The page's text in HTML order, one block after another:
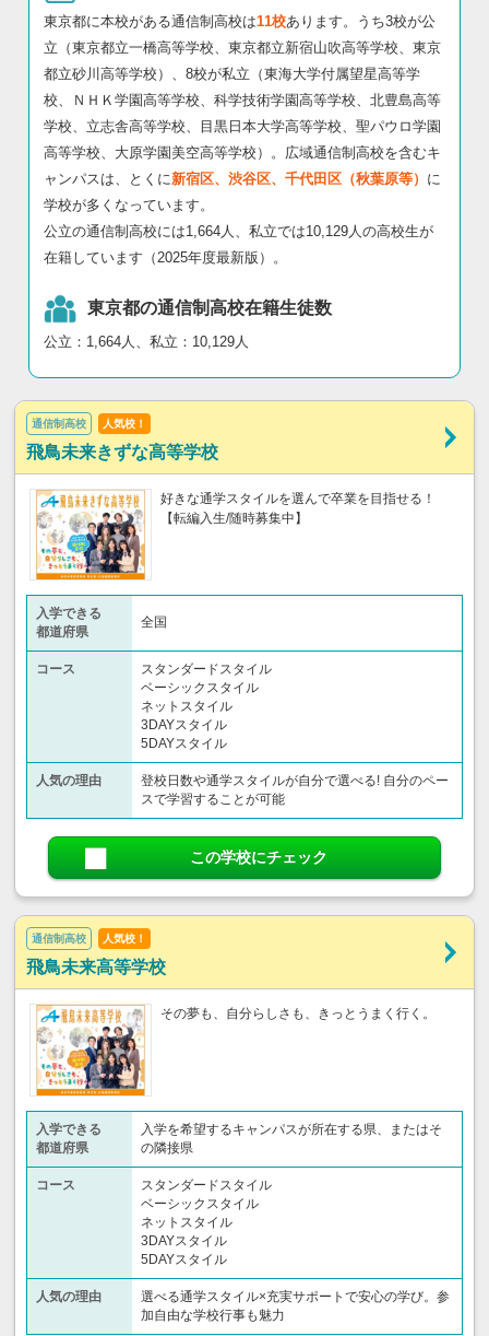
東京都に本校がある通信制高校は11校あります。うち3校が公
立（東京都立一橋高等学校、東京都立新宿山吹高等学校、東京
都立砂川高等学校）、8校が私立（東海大学付属望星高等学
校、ＮＨＫ学園高等学校、科学技術学園高等学校、北豊島高等
学校、立志舎高等学校、目黒日本大学高等学校、聖パウロ学園
高等学校、大原学園美空高等学校）。広域通信制高校を含むキ
ャンパスは、とくに新宿区、渋谷区、千代田区（秋葉原等） に
学校が多くなっています。
公立の通信制高校には1,664人、私立では10,129人の高校生が
在籍しています（2025年度最新版）。
東京都の通信制高校在籍生徒数
公立：1,664人、私立：10,129人
通信制高校 人気校！
飛鳥未来きずな高等学校
好きな通学スタイルを選んで卒業を目指せる！
【転編入生/随時募集中】
入学できる
都道府県
全国
コース
スタンダードスタイル
ベーシックスタイル
ネットスタイル
3DAYスタイル
5DAYスタイル
人気の理由
登校日数や通学スタイルが自分で選べる! 自分のペー
スで学習することが可能
この学校にチェック
通信制高校 人気校！
飛鳥未来高等学校
その夢も、自分らしさも、きっとうまく行く。
入学できる
都道府県
入学を希望するキャンパスが所在する県、またはそ
の隣接県
コース
スタンダードスタイル
ベーシックスタイル
ネットスタイル
3DAYスタイル
5DAYスタイル
人気の理由
選べる通学スタイル×充実サポートで安心の学び。参
加自由な学校行事も魅力